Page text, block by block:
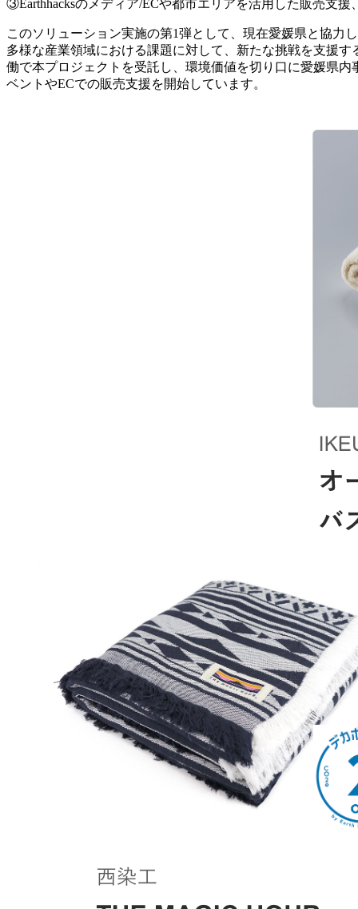
③Earthhacksのメディア/ECや都市エリアを活用した販売支
このソリューション実施の第1弾として、現在愛媛県と協力
多様な産業領域における課題に対して、新たな挑戦を支援
働で本プロジェクトを受託し、環境価値を切り口に愛媛県
ベントやECでの販売支援を開始しています。